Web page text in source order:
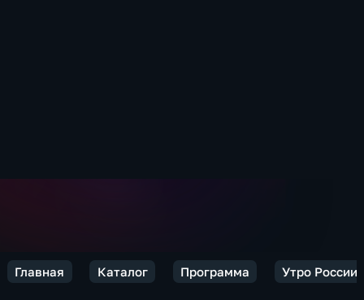
Главная Каталог Программа Утро России